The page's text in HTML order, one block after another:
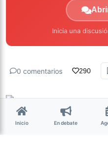
Inicia una
0 comentarios 290
hace 9 años • 5 min de
Inicio En debate